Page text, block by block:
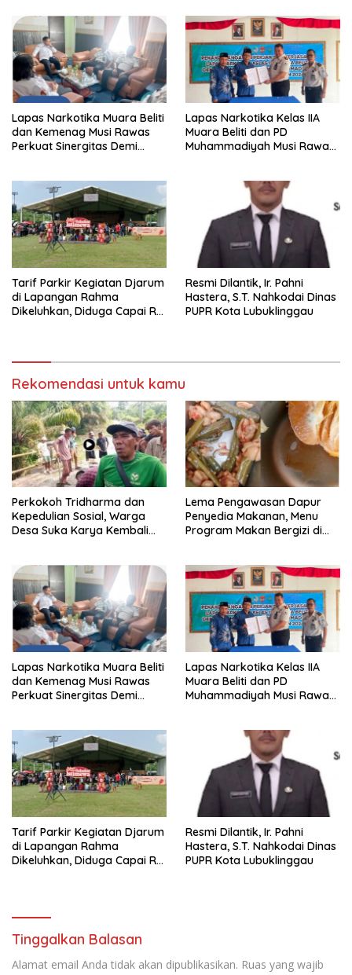
Lapas Narkotika Muara Beliti
dan Kemenag Musi Rawas
Perkuat Sinergitas Demi
Lapas Narkotika Kelas IIA
Muara Beliti dan PD
Muhammadiyah Musi Rawas
Tarif Parkir Kegiatan Djarum
di Lapangan Rahma
Dikeluhkan, Diduga Capai Rp
Resmi Dilantik, Ir. Pahni
Hastera, S.T. Nahkodai Dinas
PUPR Kota Lubuklinggau
Rekomendasi untuk kamu
Perkokoh Tridharma dan
Kepedulian Sosial, Warga
Desa Suka Karya Kembali
Lema Pengawasan Dapur
Penyedia Makanan, Menu
Program Makan Bergizi di
Lapas Narkotika Muara Beliti
dan Kemenag Musi Rawas
Perkuat Sinergitas Demi
Lapas Narkotika Kelas IIA
Muara Beliti dan PD
Muhammadiyah Musi Rawas
Tarif Parkir Kegiatan Djarum
di Lapangan Rahma
Dikeluhkan, Diduga Capai Rp
Resmi Dilantik, Ir. Pahni
Hastera, S.T. Nahkodai Dinas
PUPR Kota Lubuklinggau
Tinggalkan Balasan
Alamat email Anda tidak akan dipublikasikan. Ruas yang wajib